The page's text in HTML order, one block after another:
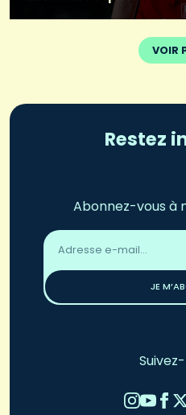
VOIR
Restez
Abonnez-vous à
Adresse
email
JE